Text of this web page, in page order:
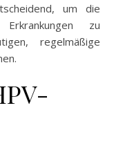
um die
zu
regelmäßige